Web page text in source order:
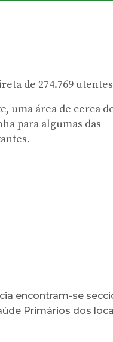
de 274.769
uma área de cerca
para algumas das
encontram-se
Primários dos